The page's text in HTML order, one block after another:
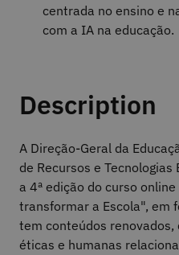
centrada no ensino e
com a IA na educação.
Description
A Direção-Geral da
de Recursos e Tecnologias
a 4ª edição do curso
transformar a Escola", em
tem conteúdos renovados,
éticas e humanas